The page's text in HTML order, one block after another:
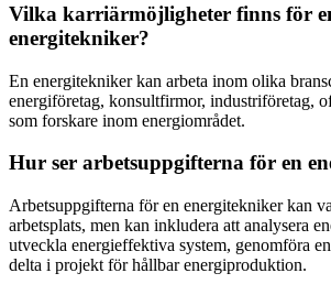
Vilka karriärmöjligheter finns för
energitekniker?
En energitekniker kan arbeta inom olika
energiföretag, konsultfirmor, industriföretag,
som forskare inom energiområdet.
Hur ser arbetsuppgifterna för en
Arbetsuppgifterna för en energitekniker kan
arbetsplats, men kan inkludera att analysera
utveckla energieffektiva system, genomföra
delta i projekt för hållbar energiproduktion.